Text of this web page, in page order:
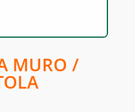
MURO /